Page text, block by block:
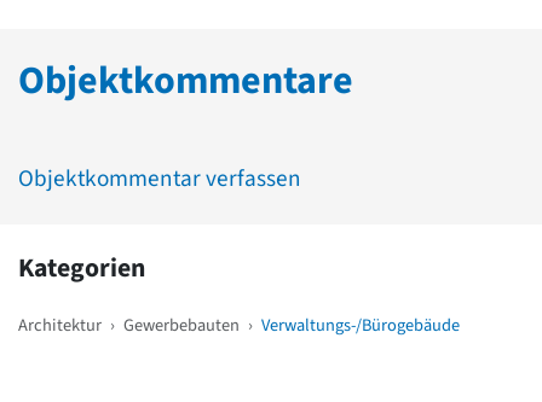
Objektkommentare
Objektkommentar verfassen
Kategorien
Architektur › Gewerbebauten › Verwaltungs-/Bürogebäude